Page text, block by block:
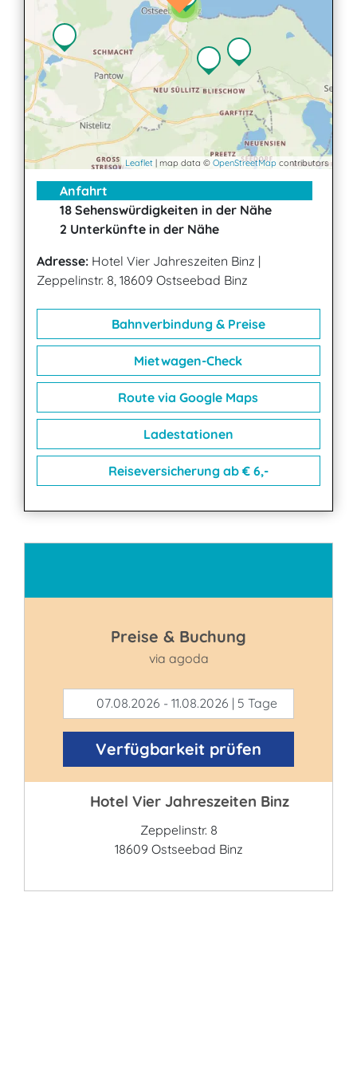
2
2
Leaflet | map data © OpenStreetMap contributors
Anfahrt
18 Sehenswürdigkeiten in der Nähe
2 Unterkünfte in der Nähe
Adresse: Hotel Vier Jahreszeiten Binz |
Zeppelinstr. 8, 18609 Ostseebad Binz
Bahnverbindung & Preise
Mietwagen-Check
Route via Google Maps
Ladestationen
Reiseversicherung ab € 6,-
Preise & Buchung
via agoda
07.08.2026 - 11.08.2026 | 5 Tage
Verfügbarkeit prüfen
Hotel Vier Jahreszeiten Binz
Zeppelinstr. 8
18609 Ostseebad Binz